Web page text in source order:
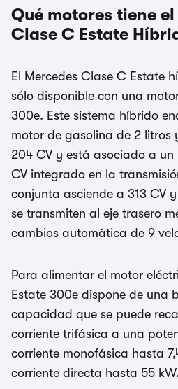
Qué motores tiene
Clase C Estate
El Mercedes Clase C Estate
sólo disponible con una
300e. Este sistema híbrido
motor de gasolina de 2 litros
204 CV y está asociado a un
CV integrado en la
conjunta asciende a 313 CV
se transmiten al eje trasero
cambios automática de 9
Para alimentar el motor
Estate 300e dispone de una
capacidad que se puede
corriente trifásica a una
corriente monofásica hasta
corriente directa hasta 55 kW.